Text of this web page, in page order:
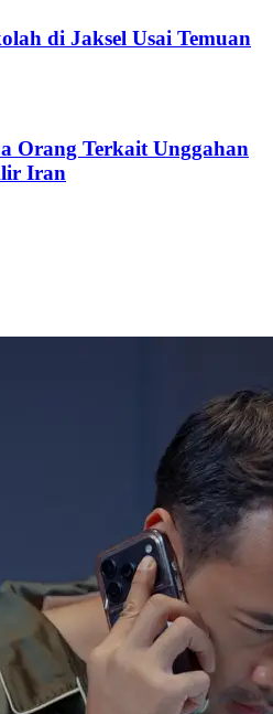
di Jaksel Usai Temuan
Orang Terkait Unggahan
Iran